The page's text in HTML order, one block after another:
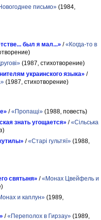
письмо» (1984,
был я мал...» /«Когда-то в
(1987, стихотворение)
украинского языка» /
(1987, стихотворение)
/«Пропащі» (1988, повесть)
знать угощается» /«Сільська
/«Старі гультяї» (1988,
святыня» /«Монах Цвейфель и
и каплун» (1989,
/«Переполох в Гирзау» (1989,